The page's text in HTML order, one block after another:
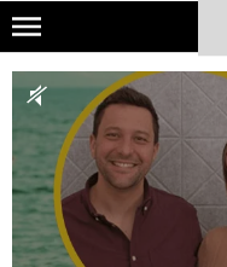
Skip
main
content
NATIONAL GEOGRAPHIC
TRAVELER
PODCASTY
Sklep